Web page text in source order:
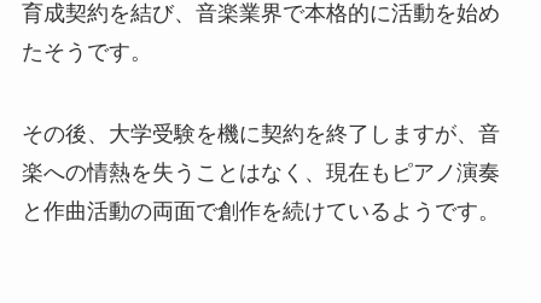
育成契約を結び、音楽業界で本格的に活動を始め
たそうです。
その後、大学受験を機に契約を終了しますが、音
楽への情熱を失うことはなく、現在もピアノ演奏
と作曲活動の両面で創作を続けているようです。